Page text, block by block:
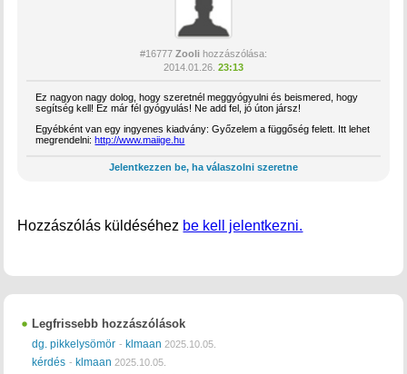
#16777 Zooli hozzászólása:
2014.01.26. 23:13
Ez nagyon nagy dolog, hogy szeretnél meggyógyulni és beismered, hogy
segítség kell! Ez már fél gyógyulás! Ne add fel, jó úton jársz!
Egyébként van egy ingyenes kiadvány: Győzelem a függőség felett. Itt lehet
megrendelni:http://www.maiige.hu
Jelentkezzen be, ha válaszolni szeretne
Hozzászólás küldéséhez be kell jelentkezni.
Legfrissebb hozzászólások
dg. pikkelysömör - klmaan 2025.10.05.
kérdés - klmaan 2025.10.05.